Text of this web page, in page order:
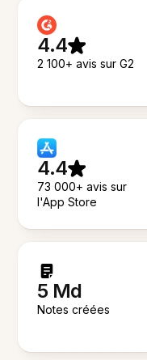
4.4
2 100+ avis sur G2
4.4
73 000+ avis sur
l'App Store
5 Md
Notes créées